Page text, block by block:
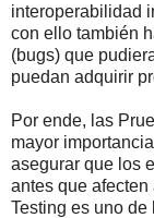
interoperabilidad
con ello también
(bugs) que
puedan adquirir
Por ende, las
mayor
asegurar que los
antes que
Testing es uno de